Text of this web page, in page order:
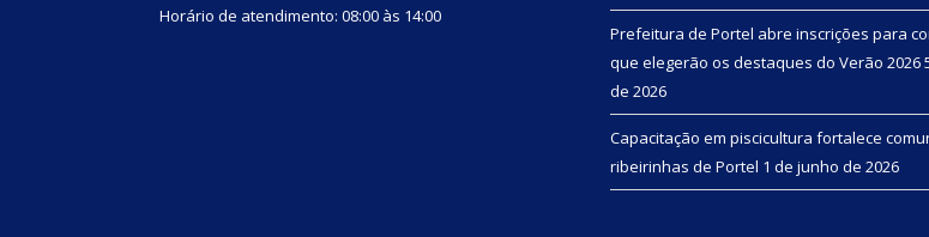
Horário de atendimento: 08:00 às 14:00
Prefeitura de Portel abre inscrições para
que elegerão os destaques do Verão 2026
de 2026
Capacitação em piscicultura fortalece
ribeirinhas de Portel 1 de junho de 2026